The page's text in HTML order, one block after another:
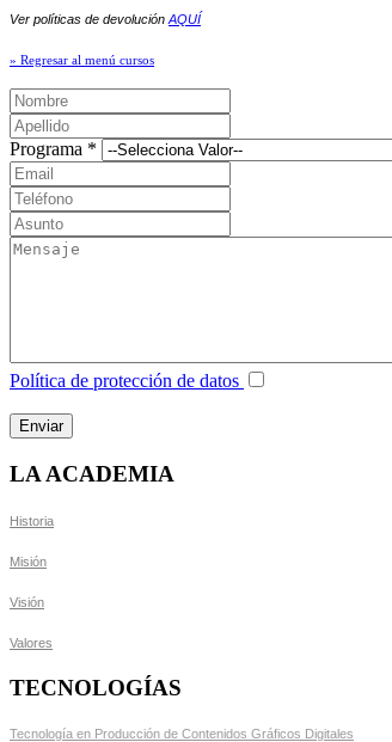
Ver políticas de devolución AQUÍ
» Regresar al menú cursos
Programa *
Política de protección de datos
LA ACADEMIA
Historia
Misión
Visión
Valores
TECNOLOGÍAS
Tecnología en Producción de Contenidos Gráficos Digitales